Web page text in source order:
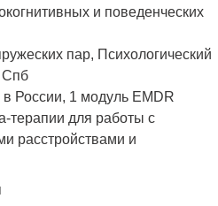
и поведенческих
пар, Психологический
Спб
России, 1 модуль EMDR
терапии для работы с
расстройствами и